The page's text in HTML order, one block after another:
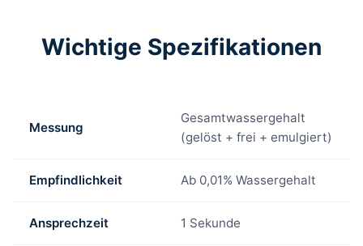
Wichtige Spezifikationen
Messung
Gesamtwassergehalt
(gelöst + frei + emulgiert)
Empfindlichkeit Ab 0,01% Wassergehalt
Ansprechzeit 1 Sekunde